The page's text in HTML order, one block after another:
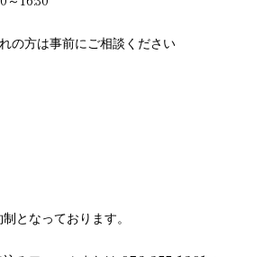
の方は事前にご相談ください
となっております。